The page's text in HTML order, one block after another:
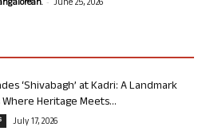
June 25, 2026
‘Shivabagh’ at Kadri: A Landmark
Heritage Meets...
July 17, 2026